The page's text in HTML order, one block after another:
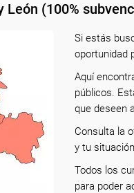
León (100%
Si estás
oportunidad
Aquí
públicos.
que deseen
Consulta la
y tu
Todos los
para poder